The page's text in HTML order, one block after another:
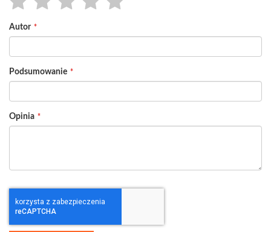
star
stars
stars
stars
stars
Autor
Podsumowanie
Opinia